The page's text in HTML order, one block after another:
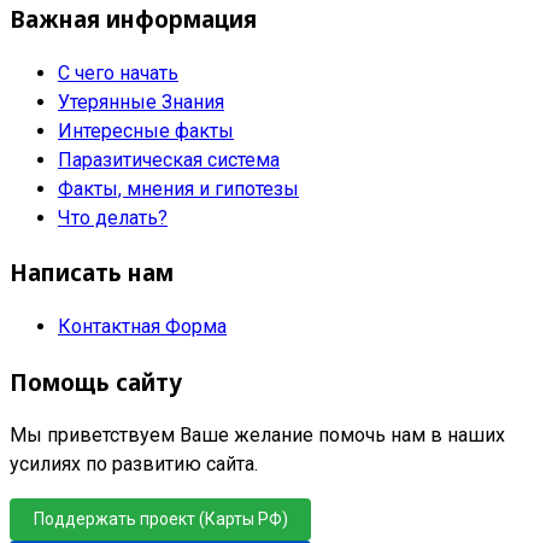
Важная информация
С чего начать
Утерянные Знания
Интересные факты
Паразитическая система
Факты, мнения и гипотезы
Что делать?
Написать нам
Контактная Форма
Помощь сайту
Мы приветствуем Ваше желание помочь нам в наших
усилиях по развитию сайта.
Поддержать проект (Карты РФ)